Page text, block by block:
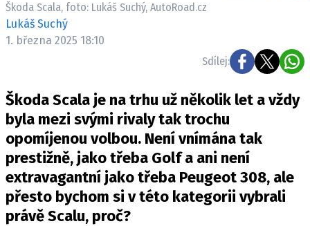
ELEKTRO
TESTY ELEKTROMOBILŮ
RALLY
OSTATNÍ
TISKOVKY
ROZHOVORY
Škoda Scala, foto: Lukáš Suchý, AutoRoad.cz
Lukáš Suchý
1. března 2025 18:10
Sdílej:
Škoda Scala je na trhu už několik let a vždy
byla mezi svými rivaly tak trochu
opomíjenou volbou. Není vnímána tak
prestižně, jako třeba Golf a ani není
extravagantní jako třeba Peugeot 308, ale
přesto bychom si v této kategorii vybrali
právě Scalu, proč?